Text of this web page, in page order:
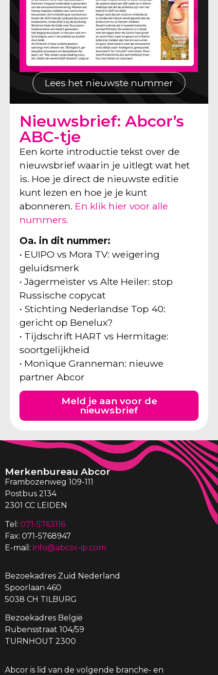
Lees het nieuwste nummer
Nieuwsbrief: Abcor’s
ABC-tje
Een korte introductie tekst over de
nieuwsbrief waarin je uitlegt wat het
is. Hoe je direct de nieuwste editie
kunt lezen en hoe je je kunt
abonneren. En klik hier voor alle
nummers.
Oa. in dit nummer:
• EUIPO vs Mora TV: weigering
geluidsmerk
• Jägermeister vs Alte Heiler: stop
Russische copycat
• Stichting Nederlandse Top 40:
gericht op Benelux?
• Tijdschrift HART vs Hermitage:
soortgelijkheid
• Monique Granneman: nieuwe
partner Abcor
Meld je aan voor de
nieuwsbrief
Merkenbureau Abcor
Frambozenweg 109-111
Postbus 2134
2301 CC LEIDEN
Tel: 071-5763116
Fax: 071-5768947
E-mail: info@abcor-ip.com
Bezoekadres Zuid Nederland
Spoorlaan 460
5038 CH TILBURG
Bezoekadres België
Rubensstraat 104/59
TURNHOUT 2300
Abcor is lid van de volgende branche- en